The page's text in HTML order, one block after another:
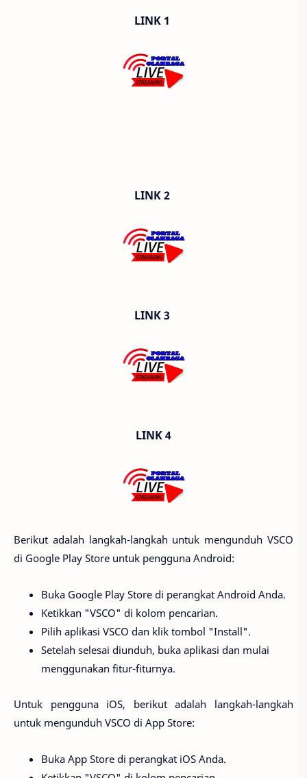
LINK 1
LINK 2
LINK 3
LINK 4
Berikut adalah langkah-langkah untuk mengunduh VSCO
di Google Play Store untuk pengguna Android:
Buka Google Play Store di perangkat Android Anda.
Ketikkan "VSCO" di kolom pencarian.
Pilih aplikasi VSCO dan klik tombol "Install".
Setelah selesai diunduh, buka aplikasi dan mulai
menggunakan fitur-fiturnya.
Untuk pengguna iOS, berikut adalah langkah-langkah
untuk mengunduh VSCO di App Store:
Buka App Store di perangkat iOS Anda.